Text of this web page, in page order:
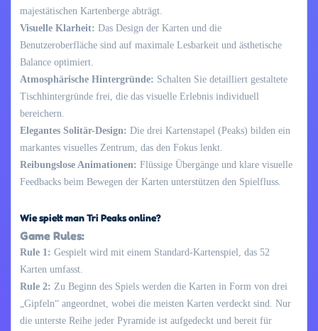
majestätischen Kartenberge abträgt.
Visuelle Klarheit: Das Design der Karten und die
Benutzeroberfläche sind auf maximale Lesbarkeit und ästhetische
Balance optimiert.
Atmosphärische Hintergründe: Schalten Sie detailliert gestaltete
Tischhintergründe frei, die das visuelle Erlebnis individuell
bereichern.
Elegantes Solitär-Design: Die drei Kartenstapel (Peaks) bilden ein
markantes visuelles Zentrum, das den Fokus lenkt.
Reibungslose Animationen: Flüssige Übergänge und klare visuelle
Feedbacks beim Bewegen der Karten unterstützen den Spielfluss.
Wie spielt man Tri Peaks online?
Game Rules:
Rule 1: Gespielt wird mit einem Standard-Kartenspiel, das 52
Karten umfasst.
Rule 2: Zu Beginn des Spiels werden die Karten in Form von drei
„Gipfeln“ angeordnet, wobei die meisten Karten verdeckt sind. Nur
die unterste Reihe jeder Pyramide ist aufgedeckt und bereit für